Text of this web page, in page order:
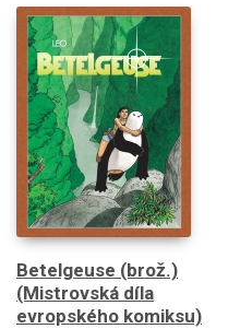
Betelgeuse (brož.)
(Mistrovská díla
evropského komiksu)